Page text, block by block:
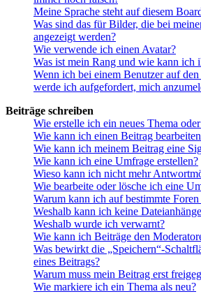
Meine Sprache steht auf diesem
Was sind das für Bilder, die bei
angezeigt werden?
Wie verwende ich einen Avatar?
Was ist mein Rang und wie kann ich
Wenn ich bei einem Benutzer auf
werde ich aufgefordert, mich
Beiträge schreiben
Wie erstelle ich ein neues Thema
Wie kann ich einen Beitrag
Wie kann ich meinem Beitrag eine
Wie kann ich eine Umfrage erstellen?
Wieso kann ich nicht mehr
Wie bearbeite oder lösche ich eine
Warum kann ich auf bestimmte
Weshalb kann ich keine
Weshalb wurde ich verwarnt?
Wie kann ich Beiträge den
Was bewirkt die „Speichern“-
eines Beitrags?
Warum muss mein Beitrag erst
Wie markiere ich ein Thema als neu?